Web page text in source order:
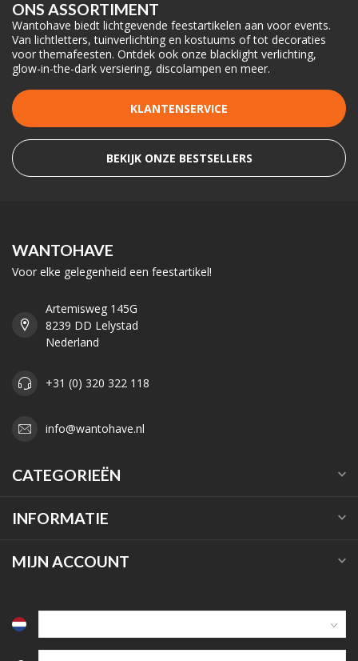
ONS ASSORTIMENT
Wantohave biedt lichtgevende feestartikelen aan voor events.
Van lichtletters, tuinverlichting en kostuums of tot decoraties
voor themafeesten. Ontdek ook onze blacklight verlichting,
glow-in-the-dark versiering, discolampen en meer.
KLANTENSERVICE
BEKIJK ONZE BESTSELLERS
WANTOHAVE
Voor elke gelegenheid een feestartikel!
Artemisweg 145G
8239 DD Lelystad
Nederland
+31 (0) 320 322 118
info@wantohave.nl
CATEGORIEËN
INFORMATIE
MIJN ACCOUNT